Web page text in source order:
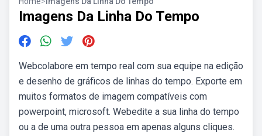
Imagens Da Linha Do Tempo
Webcolabore em tempo real com sua equipe na edição
e desenho de gráficos de linhas do tempo. Exporte em
muitos formatos de imagem compatíveis com
powerpoint, microsoft. Webedite a sua linha do tempo
ou a de uma outra pessoa em apenas alguns cliques.